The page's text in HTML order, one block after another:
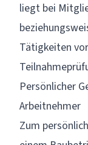
liegt bei
Tätigkeiten
Persönlicher
Arbeitnehmer
Zum